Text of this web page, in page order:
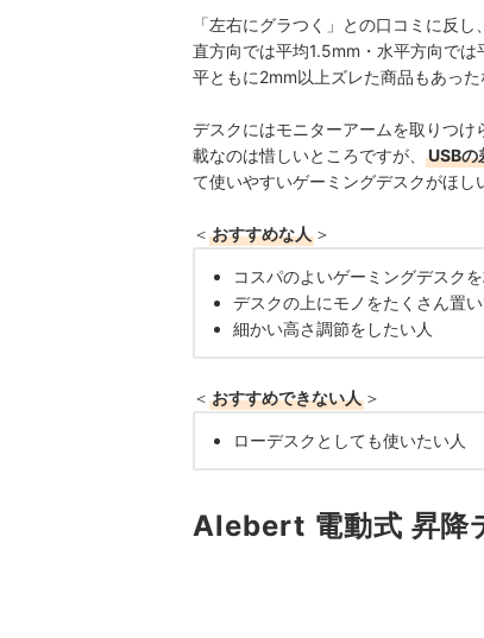
「左右にグラつく」との口コミに反
直方向では平均1.5mm・水平方向で
平ともに2mm以上ズレた商品もあっ
デスクにはモニターアームを取りつ
載なのは惜しいところですが、
USBの
て使いやすいゲーミングデスクがほし
＜ おすすめな人 ＞
コスパのよいゲーミングデスク
デスクの上にモノをたくさん置
細かい高さ調節をしたい人
＜ おすすめできない人 ＞
ローデスクとしても使いたい人
Alebert 電動式 昇降